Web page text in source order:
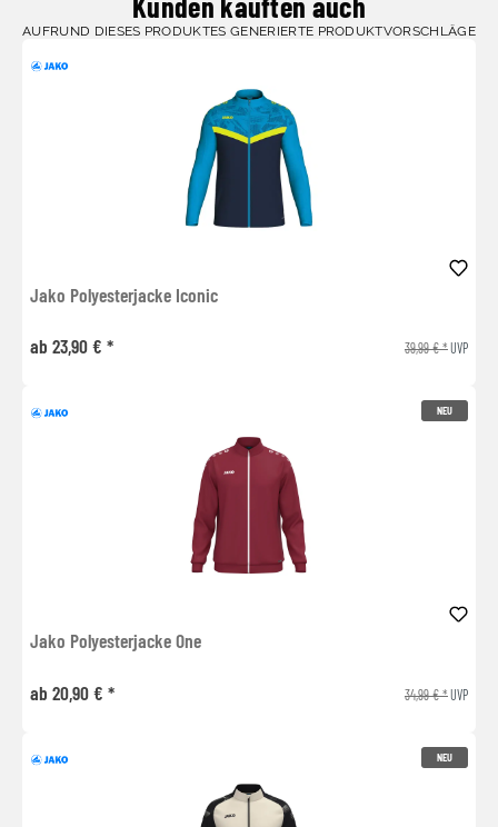
AUFRUND DIESES PRODUKTES GENERIERTE PRODUKTVORSCHLÄGE
Jako Polyesterjacke Iconic
ab 23,90 € * 39,99 € *UVP
NEU
Jako Polyesterjacke One
ab 20,90 € * 34,99 € *UVP
NEU